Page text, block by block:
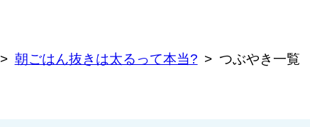
朝ごはん抜きは太るって本当? つぶやき一覧